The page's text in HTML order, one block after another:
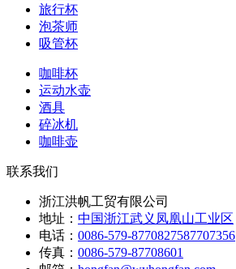
旅行杯
泡茶师
吸管杯
咖啡杯
运动水壶
酒具
碎冰机
咖啡壶
联系我们
浙江洪帆工贸有限公司
地址： 中国浙江武义凤凰山工业区
电话： 0086-579-8770827587707356
传真： 0086-579-87708601